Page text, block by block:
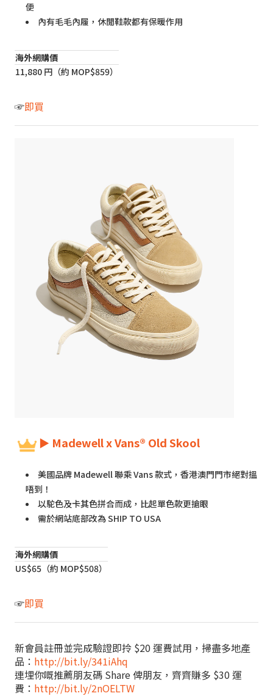
便
內有毛毛內履，休閒鞋款都有保暖作用
海外網購價
11,880 円（約 MOP$859）
☞即買
► Madewell x Vans® Old Skool
美國品牌 Madewell 聯乘 Vans 款式，香港澳門門市絕對搵
唔到！
以駝色及卡其色拼合而成，比起單色款更搶眼
需於網站底部改為 SHIP TO USA
海外網購價
US$65（約 MOP$508）
☞即買
新會員註冊並完成驗證即拎 $20 運費試用，掃盡多地產
品： http://bit.ly/341iAhq
連埋你嘅推薦朋友碼 Share 俾朋友，齊齊賺多 $30 運
費： http://bit.ly/2nOELTW